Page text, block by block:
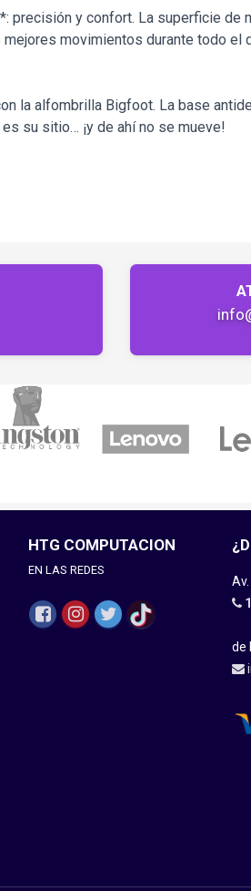
precisión y confort. La superficie
movimientos durante todo el
la alfombrilla Bigfoot. La base
su sitio… ¡y de ahí no se mueve!
HTG COMPUTACION
EN LAS REDES
de